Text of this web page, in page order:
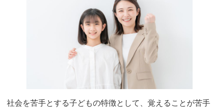
社会を苦手とする子どもの特徴として、覚えることが苦手